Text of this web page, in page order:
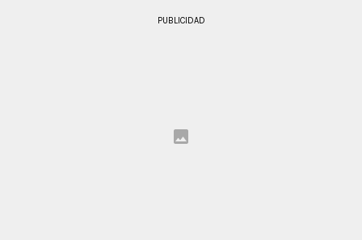
PUBLICIDAD